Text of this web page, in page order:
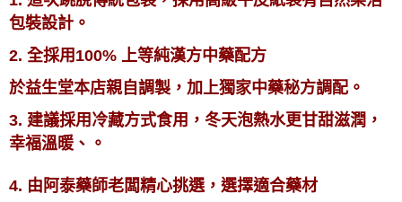
包裝設計。
2. 全採用100% 上等純漢方中藥配方
於益生堂本店親自調製， 加上獨家中藥秘方調配。
3. 建議採用冷藏方式食用，冬天泡熱水更甘甜滋潤，
幸福溫暖、。
4. 由阿泰藥師老闆精心挑選，選擇適合藥材